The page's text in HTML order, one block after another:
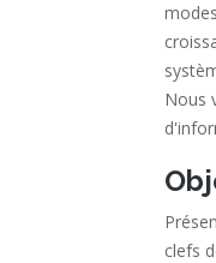
Nous
clefs